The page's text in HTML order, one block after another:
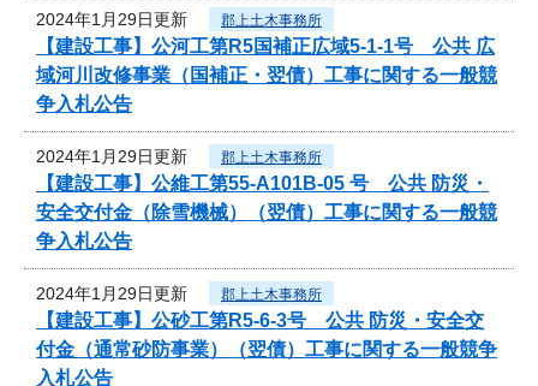
2024年1月29日更新 郡上土木事務所
【建設工事】公河工第R5国補正広域5-1-1号 公共 広
域河川改修事業（国補正・翌債）工事に関する一般競
争入札公告
2024年1月29日更新 郡上土木事務所
【建設工事】公維工第55-A101B-05 号 公共 防災・
安全交付金（除雪機械）（翌債）工事に関する一般競
争入札公告
2024年1月29日更新 郡上土木事務所
【建設工事】公砂工第R5-6-3号 公共 防災・安全交
付金（通常砂防事業）（翌債）工事に関する一般競争
入札公告